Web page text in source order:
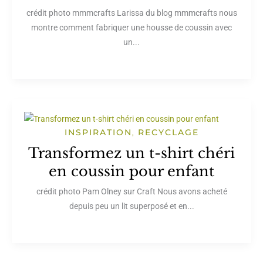
crédit photo mmmcrafts Larissa du blog mmmcrafts nous
montre comment fabriquer une housse de coussin avec
un...
INSPIRATION , RECYCLAGE
Transformez un t-shirt chéri
en coussin pour enfant
crédit photo Pam Olney sur Craft Nous avons acheté
depuis peu un lit superposé et en...